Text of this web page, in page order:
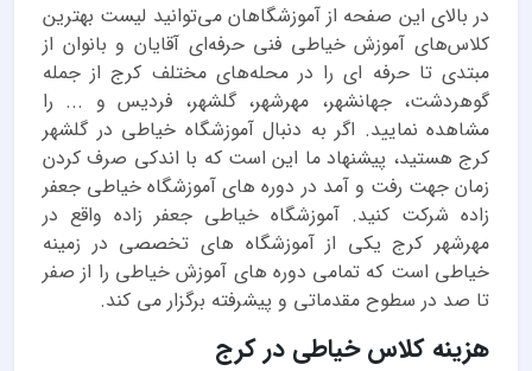
در بالای این صفحه از آموزشگاهان می‌توانید لیست بهترین
کلاس‌های آموزش خیاطی فنی حرفه‌ای آقایان و بانوان از
مبتدی تا حرفه ای را در محله‌های مختلف کرج از جمله
گوهردشت، جهانشهر، مهرشهر، گلشهر، فردیس و ... را
مشاهده نمایید. اگر به دنبال آموزشگاه خیاطی در گلشهر
کرج هستید، پیشنهاد ما این است که با اندکی صرف کردن
زمان جهت رفت و آمد در دوره های آموزشگاه خیاطی جعفر
زاده شرکت کنید. آموزشگاه خیاطی جعفر زاده واقع در
مهرشهر کرج یکی از آموزشگاه های تخصصی در زمینه
خیاطی است که تمامی دوره های آموزش خیاطی را از صفر
تا صد در سطوح مقدماتی و پیشرفته برگزار می کند.
هزینه کلاس خیاطی در کرج